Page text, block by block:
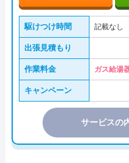
駆けつけ時間 記載なし
出張見積もり
作業料金 ガス給湯
キャンペーン
サービスの